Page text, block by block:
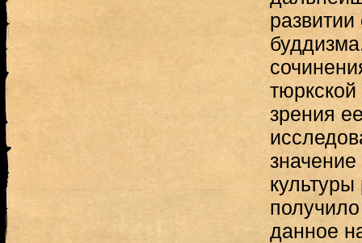
тюркской
зрения
данное